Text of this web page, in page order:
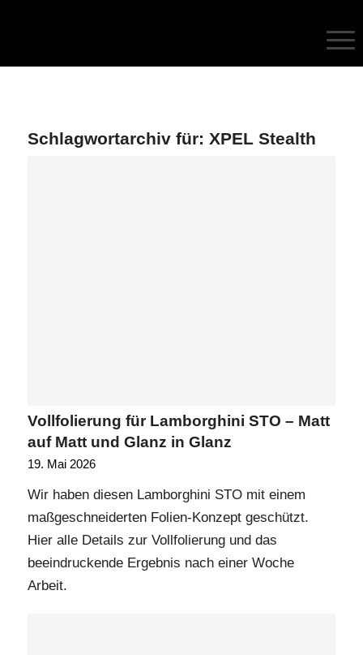
Schlagwortarchiv für: XPEL Stealth
Vollfolierung für Lamborghini STO – Matt
auf Matt und Glanz in Glanz
19. Mai 2026
Wir haben diesen Lamborghini STO mit einem
maßgeschneiderten Folien-Konzept geschützt.
Hier alle Details zur Vollfolierung und das
beeindruckende Ergebnis nach einer Woche
Arbeit.